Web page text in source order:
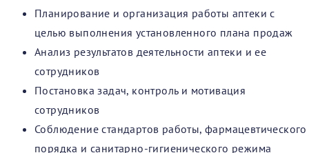
Планирование и организация работы аптеки с
целью выполнения установленного плана продаж
Анализ результатов деятельности аптеки и ее
сотрудников
Постановка задач, контроль и мотивация
сотрудников
Соблюдение стандартов работы, фармацевтического
порядка и санитарно-гигиенического режима